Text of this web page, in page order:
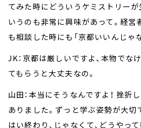
てみた時にどういうケミストリーが
いうのも非常に興味があって。経営
も相談した時にも「京都いいんじゃな
JK：京都は厳しいですよ、本物でな
てもらうと大丈夫なの。
山田：本当にそうなんですよ！ 挫折
ありました。ずっと学ぶ姿勢が大切
はい終わり、じゃなくて、どうやっ